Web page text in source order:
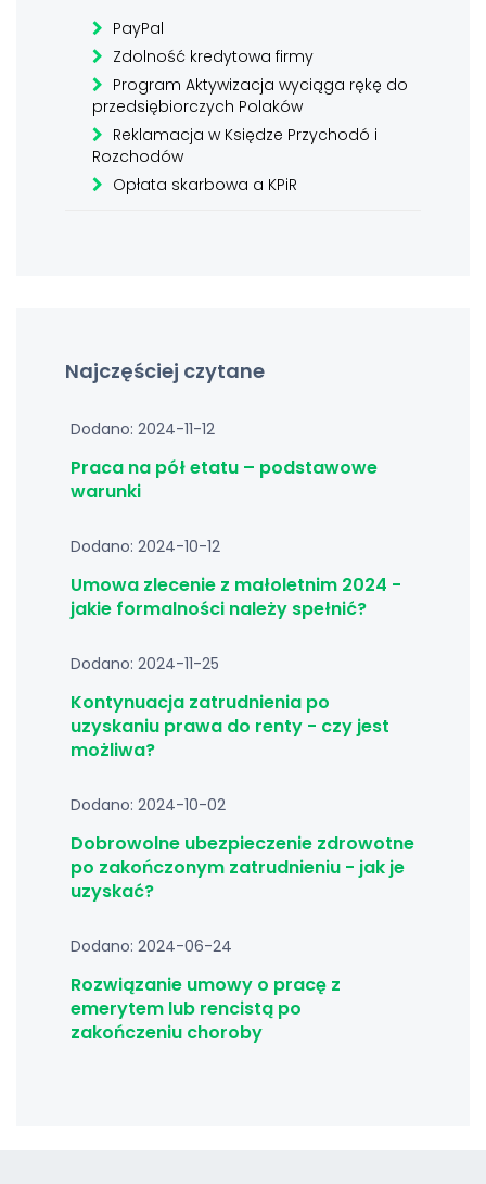
PayPal
Zdolność kredytowa firmy
Program Aktywizacja wyciąga rękę do
przedsiębiorczych Polaków
Reklamacja w Księdze Przychodó i
Rozchodów
Opłata skarbowa a KPiR
Najczęściej czytane
Dodano: 2024-11-12
Praca na pół etatu – podstawowe
warunki
Dodano: 2024-10-12
Umowa zlecenie z małoletnim 2024 -
jakie formalności należy spełnić?
Dodano: 2024-11-25
Kontynuacja zatrudnienia po
uzyskaniu prawa do renty - czy jest
możliwa?
Dodano: 2024-10-02
Dobrowolne ubezpieczenie zdrowotne
po zakończonym zatrudnieniu - jak je
uzyskać?
Dodano: 2024-06-24
Rozwiązanie umowy o pracę z
emerytem lub rencistą po
zakończeniu choroby